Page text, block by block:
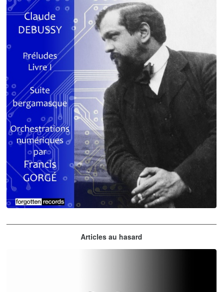
Debussy - Schmitt - Ravel
orchestrations numériques par Francis Gorgé
Articles au hasard